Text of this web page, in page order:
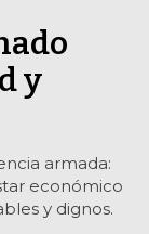
y
armada:
económico
y dignos.